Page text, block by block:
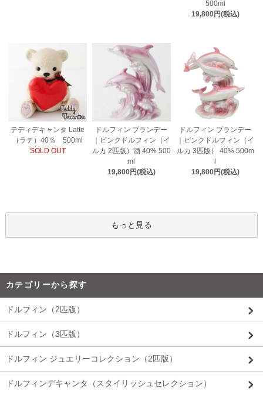
500ml
19,800円(税込)
テディデキャンタ Latte
（ラテ）40％ 500ml
SOLD OUT
ドルフィン ブランデー
｜ピンクドルフィン（イ
ルカ 2匹版）酒 40% 500
ml
19,800円(税込)
ドルフィン ブランデー
｜ピンクドルフィン（イ
ルカ 3匹版） 40% 500m
19,800円(税込)
もっと見る
カテゴリーから探す
ドルフィン（2匹版）
ドルフィン（3匹版）
ドルフィン ジュエリーコレクション（2匹版）
ドルフィンデキャンタ（スタイリッシュセレクション）